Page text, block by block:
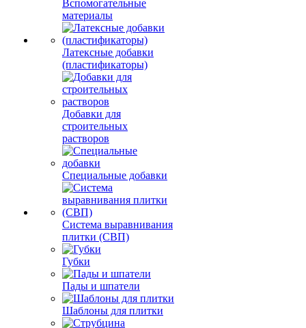
Вспомогательные
материалы
Латексные добавки
(пластификаторы)
Добавки для
строительных
растворов
Специальные добавки
Система выравнивания
плитки (СВП)
Губки
Пады и шпатели
Шаблоны для плитки